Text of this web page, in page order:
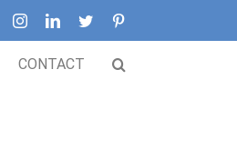
FacebookInstagramLinkedInTwitter
CONTACT